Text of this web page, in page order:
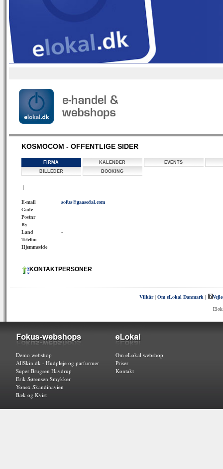
KOSMOCOM - OFFENTLIGE SIDER
FIRMA KALENDER
EVENTS
BILLEDER
BOOKING
|
E-mail
sofus@gaasedal.com
Gade
Postnr
By
Land
-
Telefon
Hjemmeside
KONTAKTPERSONER
Vilkår|Om eLokal Danmark |
Demo webshop
AllSkin.dk - Hudpleje og parfurmer
Super Brugsen Havdrup
Erik Sørensen Smykker
Yonex Skandinavien
Bæk og Kvist
Om eLokal webshop
Priser
Kontakt